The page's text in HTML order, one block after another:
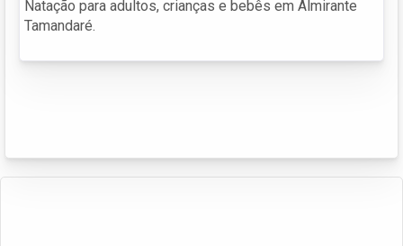
Natação para adultos, crianças e bebês em Almirante
Tamandaré.